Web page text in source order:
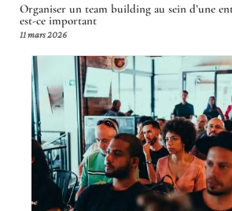
Organiser un team building au sein d’une
est-ce important
11 mars 2026